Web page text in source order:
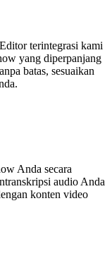
terintegrasi kami
yang diperpanjang
batas, sesuaikan
Anda secara
audio Anda
konten video